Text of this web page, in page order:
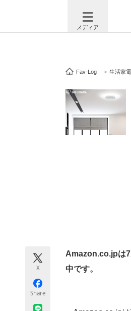
メディア
注目記事を集め
ビジネスと働
ITエンジニア向
モノづくり技術
ちょっと気になる
Fav-Log > 生活家電
X
Share
Amazon.co.jpは
中です。